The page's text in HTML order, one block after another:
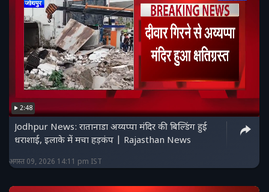
2:48
Jodhpur News: रातानाडा अय्यप्पा मंदिर की बिल्डिंग हुई
धराशाई, इलाके में मचा हड़कंप | Rajasthan News
अगस्त 09, 2026 14:11 pm IST